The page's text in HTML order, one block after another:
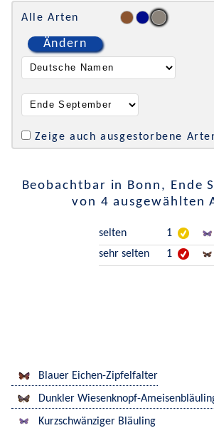
Alle Arten
Ändern
Zeige auch ausgestorbene
Beobachtbar in Bonn, Ende
von 4 ausgewählten
selten
1
sehr selten
1
Blauer Eichen-Zipfelfalter
Dunkler Wiesenknopf-
Kurzschwänziger Bläuling